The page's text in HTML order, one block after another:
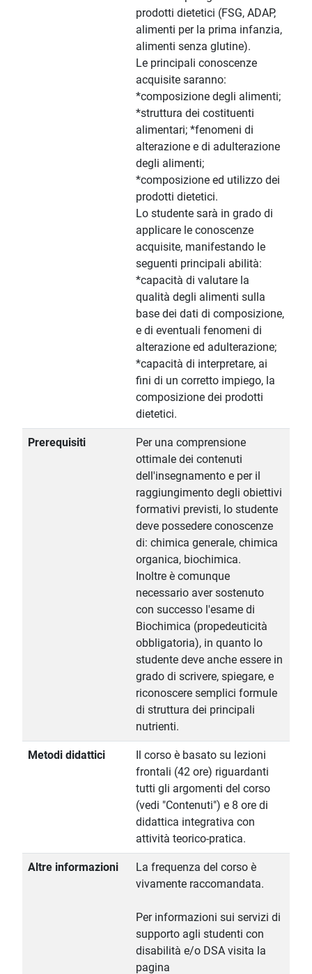
prodotti dietetici (FSG, ADAP,
alimenti per la prima infanzia,
alimenti senza glutine).
Le principali conoscenze
acquisite saranno:
*composizione degli alimenti;
*struttura dei costituenti
alimentari; *fenomeni di
alterazione e di adulterazione
degli alimenti;
*composizione ed utilizzo dei
prodotti dietetici.
Lo studente sarà in grado di
applicare le conoscenze
acquisite, manifestando le
seguenti principali abilità:
*capacità di valutare la
qualità degli alimenti sulla
base dei dati di composizione,
e di eventuali fenomeni di
alterazione ed adulterazione;
*capacità di interpretare, ai
fini di un corretto impiego, la
composizione dei prodotti
dietetici.
Prerequisiti
Per una comprensione
ottimale dei contenuti
dell'insegnamento e per il
raggiungimento degli obiettivi
formativi previsti, lo studente
deve possedere conoscenze
di: chimica generale, chimica
organica, biochimica.
Inoltre è comunque
necessario aver sostenuto
con successo l'esame di
Biochimica (propedeuticità
obbligatoria), in quanto lo
studente deve anche essere in
grado di scrivere, spiegare, e
riconoscere semplici formule
di struttura dei principali
nutrienti.
Metodi didattici
Il corso è basato su lezioni
frontali (42 ore) riguardanti
tutti gli argomenti del corso
(vedi "Contenuti") e 8 ore di
didattica integrativa con
attività teorico-pratica.
Altre informazioni
La frequenza del corso è
vivamente raccomandata.
Per informazioni sui servizi di
supporto agli studenti con
disabilità e/o DSA visita la
pagina